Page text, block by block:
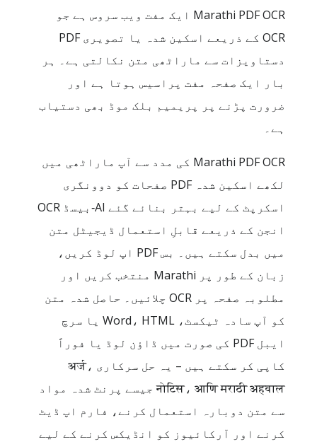
Marathi PDF OCR ایک مفت ویب سروس ہے جو
OCR کے ذریعے اسکین شدہ یا تصویری PDF
دستاویزات سے ماراٹھی متن نکالتی ہے۔ ہر
بار ایک صفحہ مفت پراسیس ہوتا ہے اور
ضرورت پڑنے پر پریمیم بلک موڈ بھی دستیاب
ہے۔
Marathi PDF OCR کی مدد سے آپ ماراٹھی میں
لکھے اسکین شدہ PDF صفحات کو دوونگری
اسکرپٹ کے لیے بہتر بنائے گئے AI‑بیسڈ OCR
انجن کے ذریعے قابلِ استعمال ڈیجیٹل متن
میں بدل سکتے ہیں۔ بس PDF اپ لوڈ کریں،
زبان کے طور پر Marathi منتخب کریں اور
مطلوبہ صفحہ پر OCR چلائیں۔ حاصل شدہ متن
کو آپ سادہ ٹیکسٹ، Word، HTML یا سرچ
ایبل PDF کی صورت میں ڈاؤن لوڈ یا فوراً
کاپی کر سکتے ہیں – یہ حل سرکاری अर्ज،
नोटिस، आणि मराठी अहवाल جیسے پرنٹ شدہ مواد
سے متن دوبارہ استعمال کرنے، فارم اپ ڈیٹ
کرنے اور آرکائیوز کو انڈیکس کرنے کے لیے